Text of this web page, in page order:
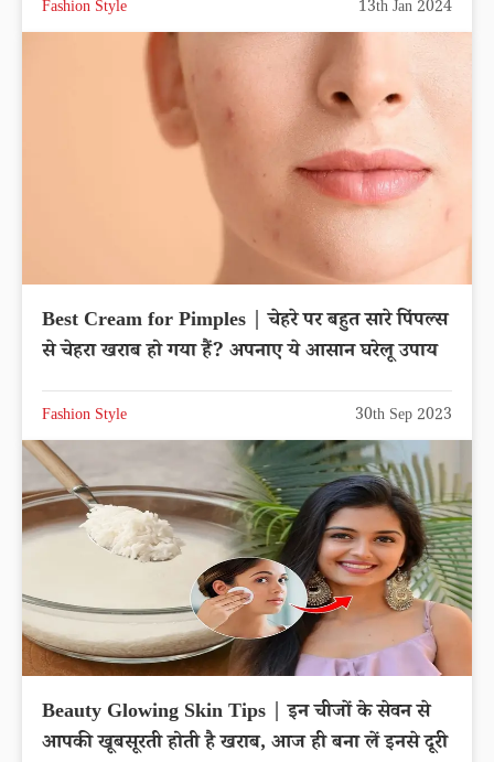
Fashion Style 13th Jan 2024
Best Cream for Pimples | चेहरे पर बहुत सारे पिंपल्स
से चेहरा खराब हो गया हैं? अपनाए ये आसान घरेलू उपाय
Fashion Style 30th Sep 2023
Beauty Glowing Skin Tips | इन चीजों के सेवन से
आपकी खूबसूरती होती है खराब, आज ही बना लें इनसे दूरी